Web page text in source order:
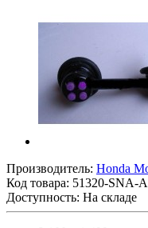
Производитель: Honda
Код товара: 51320-SNA-
Доступность: На складе